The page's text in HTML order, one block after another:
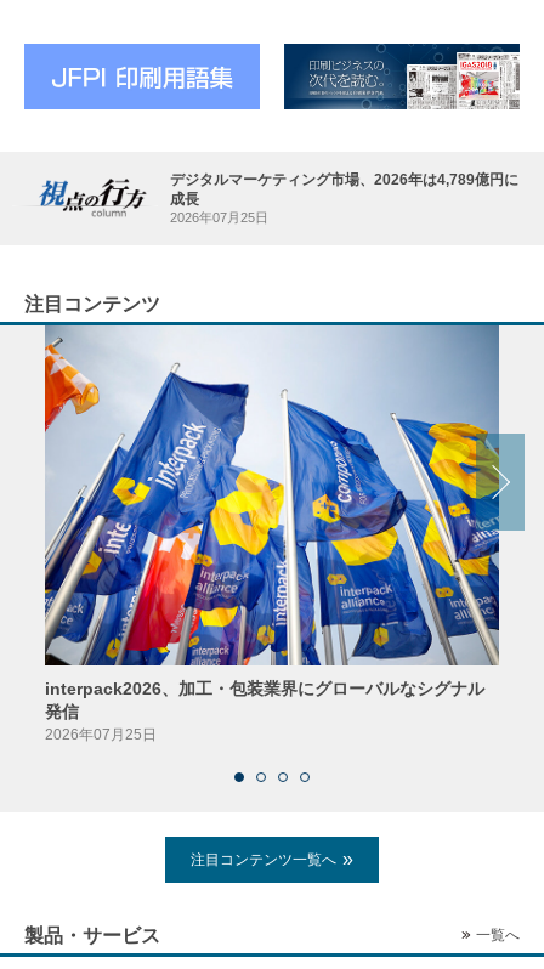
デジタルマーケティング市場、2026年は4,789億円に
成長
2026年07月25日
注目コンテンツ
interpack2026、加工・包装業界にグローバルなシグナル
発信
2026年07月25日
注目コンテンツ一覧へ
製品・サービス 一覧へ